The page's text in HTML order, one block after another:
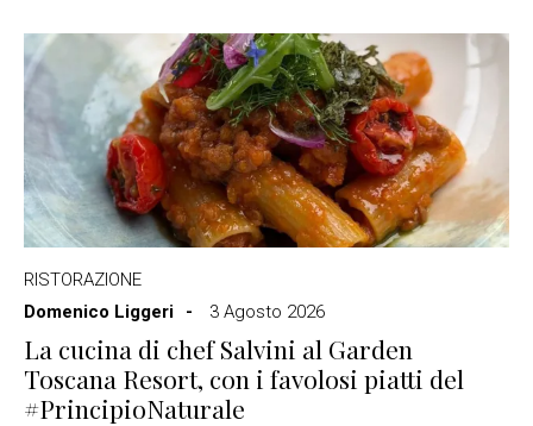
RISTORAZIONE
Domenico Liggeri
3 Agosto 2026
La cucina di chef Salvini al Garden
Toscana Resort, con i favolosi piatti del
#PrincipioNaturale